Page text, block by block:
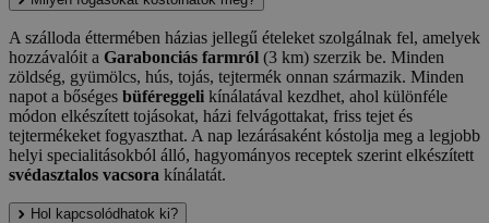
A szálloda éttermében házias jellegű ételeket szolgálnak fel, amelyek
hozzávalóit a Garabonciás farmról (3 km) szerzik be. Minden
zöldség, gyümölcs, hús, tojás, tejtermék onnan származik. Minden
napot a bőséges büféreggeli kínálatával kezdhet, ahol különféle
módon elkészített tojásokat, házi felvágottakat, friss tejet és
tejtermékeket fogyaszthat. A nap lezárásaként kóstolja meg a legjobb
helyi specialitásokból álló, hagyományos receptek szerint elkészített
svédasztalos vacsora kínálatát.
Hol kapcsolódhatok ki?